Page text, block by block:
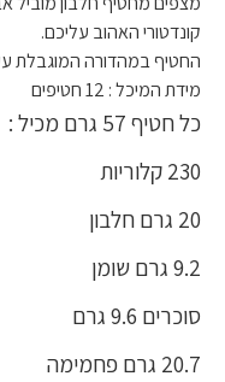
קונדטורי האהוב עליכם.
החטיף במהדורה המוגבלת עשיר ב20
מידת המיכל : 12 חטיפים
כל חטיף 57 גרם מכיל :
230 קלוריות
20 גרם חלבון
9.2 גרם שומן
סוכרים 9.6 גרם
20.7 גרם פחמימה